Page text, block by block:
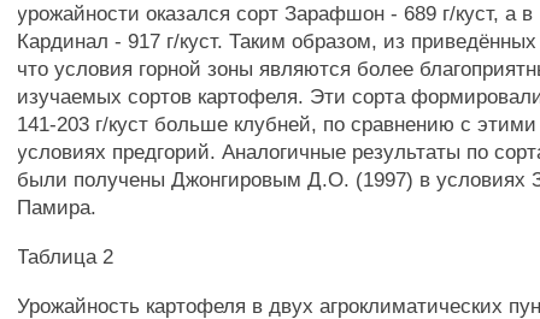
урожайности оказался сорт Зарафшон - 689 г/куст, а в
Кардинал - 917 г/куст. Таким образом, из
что условия горной зоны являются более
изучаемых сортов картофеля. Эти сорта
141-203 г/куст больше клубней, по сравнению с
условиях предгорий. Аналогичные результаты по
были получены Джонгировым Д.О. (1997) в условиях
Памира.
Таблица 2
Урожайность картофеля в двух агроклиматических